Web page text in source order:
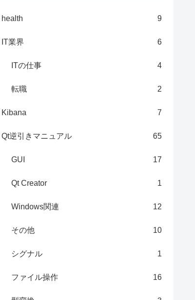
health 9
IT業界 6
ITの仕事 4
転職 2
Kibana 7
Qt逆引きマニュアル 65
GUI 17
Qt Creator 1
Windows関連 12
その他 10
シグナル 1
ファイル操作 16